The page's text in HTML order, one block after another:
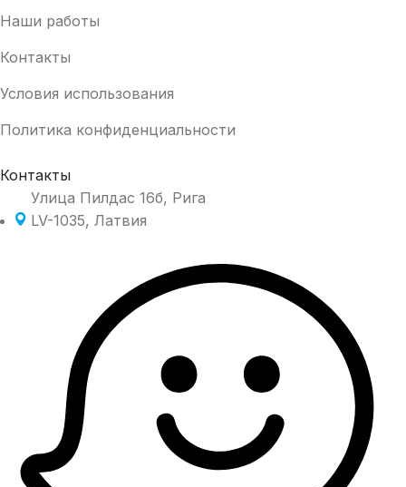
Наши работы
Контакты
Условия использования
Политика конфиденциальности
Контакты
Улица Пилдас 16б, Рига
LV-1035, Латвия